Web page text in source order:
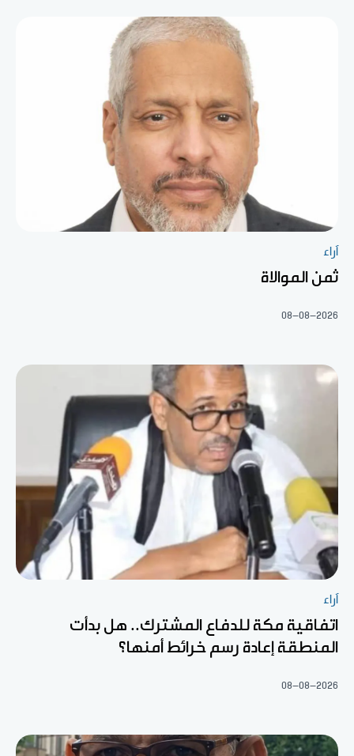
آراء
ثمن الموالاة
08-08-2026
آراء
اتفاقية مكة للدفاع المشترك.. هل بدأت
المنطقة إعادة رسم خرائط أمنها؟
08-08-2026